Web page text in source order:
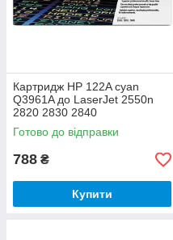
Картридж HP 122A cyan
Q3961A до LaserJet 2550n
2820 2830 2840
Готово до відправки
788 ₴
Купити